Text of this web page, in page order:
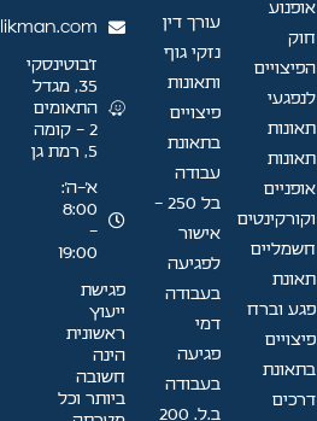
אופנוע
חוק
הפיצויים
לנפגעי
תאונות
תאונות
אופניים
וקורקינטים
חשמליים
תאונת
פגע וברח
פיצויים
בתאונת
דרכים
עורך דין
נזקי גוף
ותאונות
פיצויים
בתאונת
עבודה
בל 250 -
אישור
לפגיעה
בעבודה
דמי
פגיעה
בעבודה
ב.ל. 200
ז'בוטינסקי
35, מגדל
התאומים
2 - קומה
5, רמת גן
א׳–ה׳:
8:00
-
19:00
פגישת
ייעוץ
ראשונית
הינה
חשובה
ביותר וכל